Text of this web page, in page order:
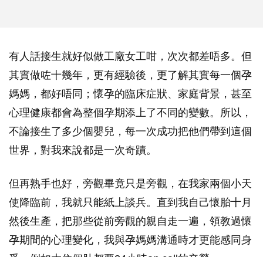
有人話接生就好似做工廠女工咁，次次都差唔多。但
其實做咗十幾年，更有經驗後，更了解其實每一個孕
媽媽，都好唔同；懷孕的臨床症狀、家庭背景，甚至
心理健康都會為整個孕期添上了不同的變數。所以，
不論接生了多少個嬰兒，每一次成功把他們帶到這個
世界，對我來說都是一次奇蹟。
但再熟手也好，旁觀畢竟只是旁觀，在我家兩個小天
使降臨前，我就只能紙上談兵。直到我自己懷胎十月
然後生產，把那些從前旁觀的親自走一遍，領教過懷
孕期間的心理變化，我與孕媽媽溝通時才更能感同身